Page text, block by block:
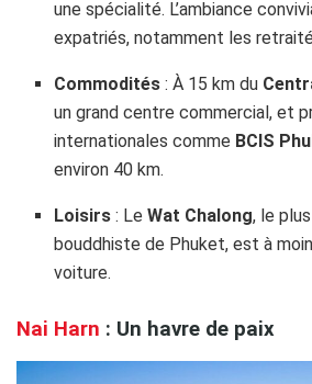
une spécialité. L’ambiance
expatriés, notamment les
Commodités : À 15 km du
un grand centre commercial, et
internationales comme BCIS
environ 40 km.
Loisirs : LeWat Chalong, le
bouddhiste de Phuket, est à
voiture.
Nai Harn : Un havre de paix